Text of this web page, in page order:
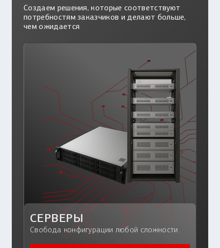
Создаем решения, которые соответствуют
потребностям заказчиков и делают больше,
чем ожидается
СЕРВЕРЫ
Свобода конфигурации любой сложности